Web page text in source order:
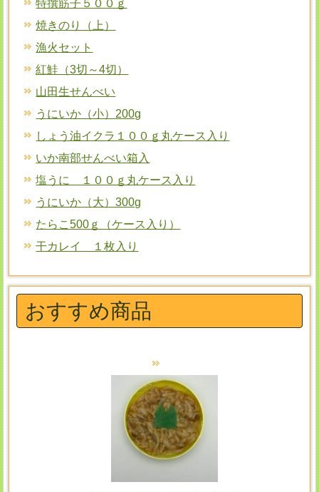
特撰筋子５００ｇ
焼きのり（上）
漁火セット
紅鮭（3切～4切）
山田生せんべい
うにいか（小）200g
しょう油イクラ１００ｇ丸ケース入り
いか南部せんべい箱入
塩うに １００ｇ丸ケース入り
うにいか（大）300g
たらこ500ｇ（ケース入り）
干カレイ １枚入り
おすすめ商品